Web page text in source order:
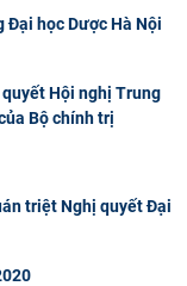
học Dược Hà Nội
Hội nghị Trung
Bộ chính trị
triệt Nghị quyết Đại